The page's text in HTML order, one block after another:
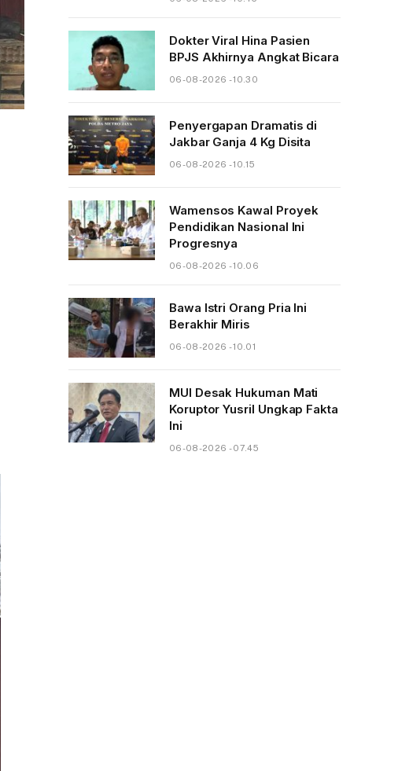
Dokter Viral Hina Pasien
BPJS Akhirnya Angkat Bicara
06-08-2026 - 10.30
Penyergapan Dramatis di
Jakbar Ganja 4 Kg Disita
06-08-2026 - 10.15
Wamensos Kawal Proyek
Pendidikan Nasional Ini
Progresnya
06-08-2026 - 10.06
Bawa Istri Orang Pria Ini
Berakhir Miris
06-08-2026 - 10.01
MUI Desak Hukuman Mati
Koruptor Yusril Ungkap Fakta
Ini
06-08-2026 - 07.45